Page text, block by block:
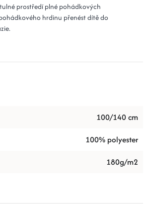
prostředí plné pohádkových
hrdinu přenést dítě do
100/140 cm
100% polyester
180g/m2